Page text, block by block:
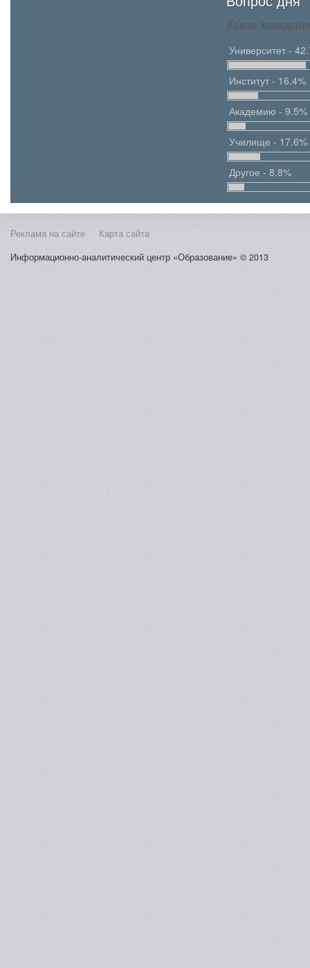
Какое
Университет -
Институт - 16.4%
Академию - 9.5%
Училище - 17.6%
Другое - 8.8%
Реклама на сайте
Карта сайта
Информационно-аналитический центр «Образование» © 2013